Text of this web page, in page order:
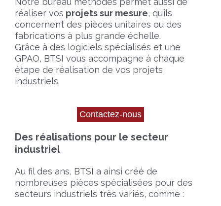
réaliser vos projets sur mesure, qu’ils
concernent des pièces unitaires ou des
fabrications à plus grande échelle.
Grâce à des logiciels spécialisés et une
GPAO, BTSI vous accompagne à chaque
étape de réalisation de vos projets
industriels.
Des réalisations pour le secteur
industriel
Au fil des ans, BTSI a ainsi créé de
nombreuses pièces spécialisées pour des
secteurs industriels très variés, comme :